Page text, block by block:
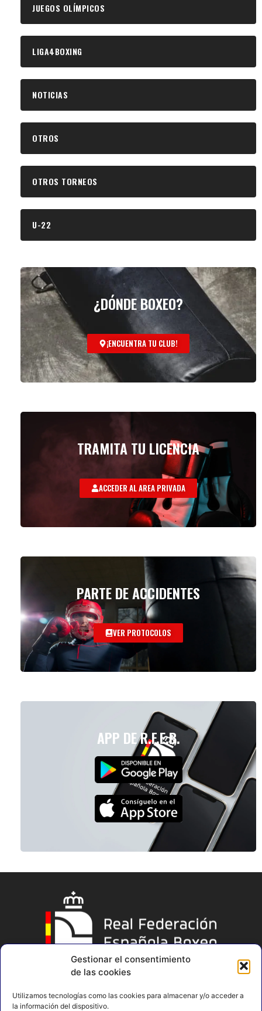
Gestionar el consentimiento
de las cookies
Utilizamos tecnologías como las cookies para almacenar y/o acceder a
la información del dispositivo.
JUEGOS OLÍMPICOS
LIGA4BOXING
NOTICIAS
OTROS
OTROS TORNEOS
U-22
¿DÓNDE BOXEO?
¡ENCUENTRA TU CLUB!
TRAMITA TU LICENCIA
ACCEDER AL AREA PRIVADA
PARTE DE ACCIDENTES
VER PROTOCOLOS
APP DE R.F.E.B.